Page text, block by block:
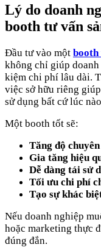
Lý do doanh
booth tư vấn
Đầu tư vào một booth
không chỉ giúp
kiệm chi phí lâu dài.
việc sở hữu riêng
sử dụng bất cứ lúc
Một booth tốt sẽ:
Tăng độ
Gia tăng hiệu
Dễ dàng tái sử
Tối ưu chi phí
Tạo sự khác
Nếu doanh nghiệp
hoặc marketing thực
đúng đắn.